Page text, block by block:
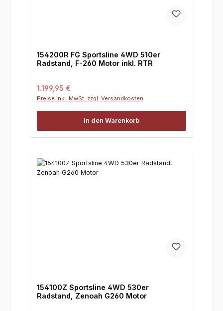
154200R FG Sportsline 4WD 510er
Radstand, F-260 Motor inkl. RTR
Regulärer Preis:
1.199,95 €
Preise inkl. MwSt. zzgl. Versandkosten
In den Warenkorb
154100Z Sportsline 4WD 530er
Radstand, Zenoah G260 Motor